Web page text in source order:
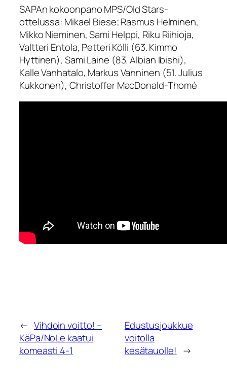
SAPAn kokoonpano MPS/Old Stars-
ottelussa: Mikael Biese; Rasmus Helminen,
Mikko Nieminen, Sami Helppi, Riku Riihioja,
Valtteri Entola, Petteri Kölli (63. Kimmo
Hyttinen), Sami Laine (83. Albian Ibishi),
Kalle Vanhatalo, Markus Vanninen (51. Julius
Kukkonen), Christoffer MacDonald-Thomé
← Vihdoin voitto! –
KäPa/NoLe kaatui
komeasti 4-1
Edustusjoukkue
voitolla
kesätauolle! →